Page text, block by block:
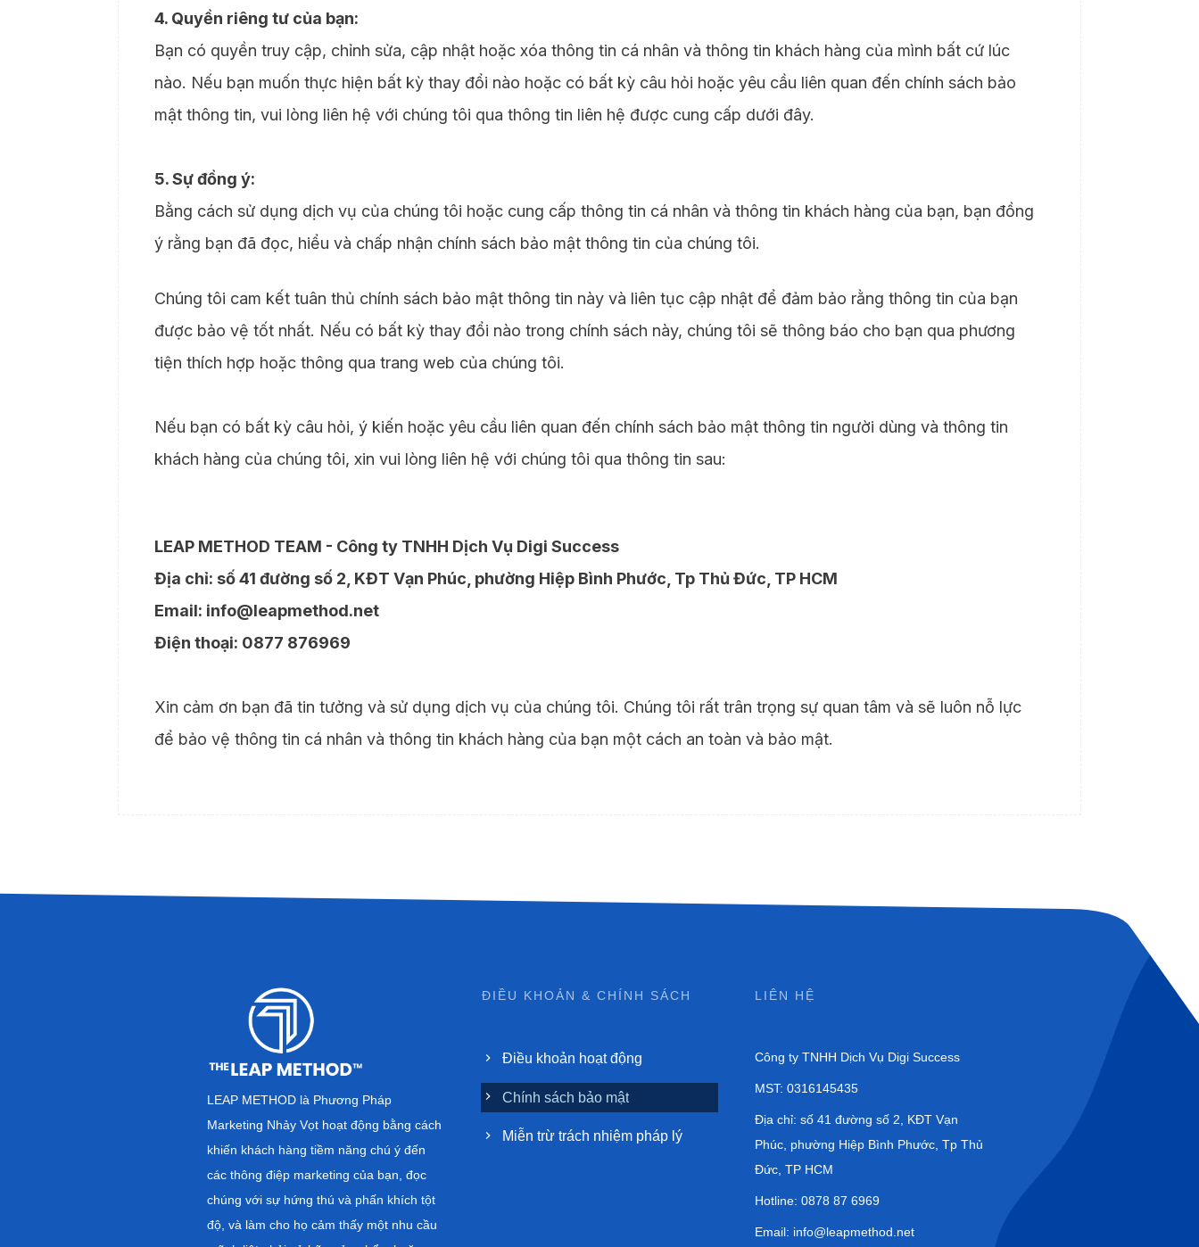
4. Quyền riêng tư của bạn:
Bạn có quyền truy cập, chỉnh sửa, cập nhật hoặc xóa thông tin cá nhân và thông tin khách hàng của mình bất cứ lúc
nào. Nếu bạn muốn thực hiện bất kỳ thay đổi nào hoặc có bất kỳ câu hỏi hoặc yêu cầu liên quan đến chính sách bảo
mật thông tin, vui lòng liên hệ với chúng tôi qua thông tin liên hệ được cung cấp dưới đây.
5. Sự đồng ý:
Bằng cách sử dụng dịch vụ của chúng tôi hoặc cung cấp thông tin cá nhân và thông tin khách hàng của bạn, bạn đồng
ý rằng bạn đã đọc, hiểu và chấp nhận chính sách bảo mật thông tin của chúng tôi.
Chúng tôi cam kết tuân thủ chính sách bảo mật thông tin này và liên tục cập nhật để đảm bảo rằng thông tin của bạn
được bảo vệ tốt nhất. Nếu có bất kỳ thay đổi nào trong chính sách này, chúng tôi sẽ thông báo cho bạn qua phương
tiện thích hợp hoặc thông qua trang web của chúng tôi.
Nếu bạn có bất kỳ câu hỏi, ý kiến hoặc yêu cầu liên quan đến chính sách bảo mật thông tin người dùng và thông tin
khách hàng của chúng tôi, xin vui lòng liên hệ với chúng tôi qua thông tin sau:
LEAP METHOD TEAM - Công ty TNHH Dịch Vụ Digi Success
Địa chỉ: số 41 đường số 2, KĐT Vạn Phúc, phường Hiệp Bình Phước, Tp Thủ Đức, TP HCM
Email: info@leapmethod.net
Điện thoại: 0877 876969
Xin cảm ơn bạn đã tin tưởng và sử dụng dịch vụ của chúng tôi. Chúng tôi rất trân trọng sự quan tâm và sẽ luôn nỗ lực
để bảo vệ thông tin cá nhân và thông tin khách hàng của bạn một cách an toàn và bảo mật.
LEAP METHOD là Phương Pháp
Marketing Nhảy Vọt hoạt động bằng cách
khiến khách hàng tiềm năng chú ý đến
các thông điệp marketing của bạn, đọc
chúng với sự hứng thú và phấn khích tột
độ, và làm cho họ cảm thấy một nhu cầu
ĐIỀU KHOẢN & CHÍNH SÁCH
Điều khoản hoạt động
Chính sách bảo mật
Miễn trừ trách nhiệm pháp lý
LIÊN HỆ
Công ty TNHH Dịch Vụ Digi Success
MST: 0316145435
Địa chỉ: số 41 đường số 2, KĐT Vạn
Phúc, phường Hiệp Bình Phước, Tp Thủ
Đức, TP HCM
Hotline: 0878 87 6969
Email: info@leapmethod.net